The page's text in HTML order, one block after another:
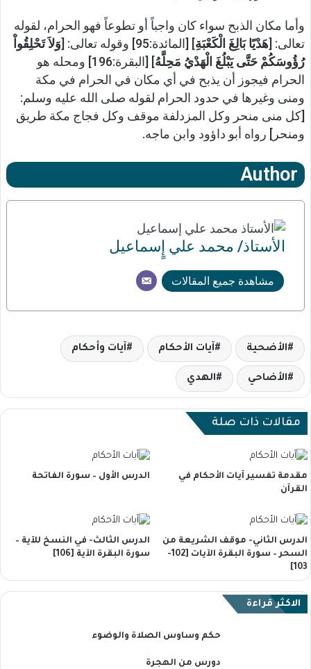
وأما مكان الذبح سواء كان واجباً أو تطوعاً فهو الحرام، لقوله
تعالى: [هَدْيًا بَالِغَ الْكَعْبَةِ] [المائدة:95] وقوله تعالى: [
وَلاَ تَحْلِقُواْ
رُؤُوسَكُمْ حَتَّى يَبْلُغَ الْهَدْيُ مَحِلَّهُ
] [البقرة:196] ومحله هو
الحرام فيجوز أن يذبح في أي مكان في الحرام في مكة
ومنى وغيرها في حدود الحرام لقوله صلى الله عليه وسلم:
[كل منى منحر وكل المزدلفة موقف وكل فجاج مكة طريق
ومنحر] رواه أبو داؤود وابن ماجه.
Author
الأستاذ/ محمد علي إٍسماعيل
مشاهدة جميع المقالات
الأضحية آيات الأحكام آيات وأحكام
الأضاحي الهدي
مقالات ذات صلة
مقدمة تفسير آيات الأحكام في
القرآن
الدرس الأول – سورة الفاتحة
الدرس الثاني- موقف الشريعة من
السحر – سورة البقرة الآيات [102-
103]
الدرس الثالث- في النسخ للآية –
سورة البقرة الآية [106]
الاكثر قراءة
حكم وساوس الصلاة والوضوء
دورس من الهجرة